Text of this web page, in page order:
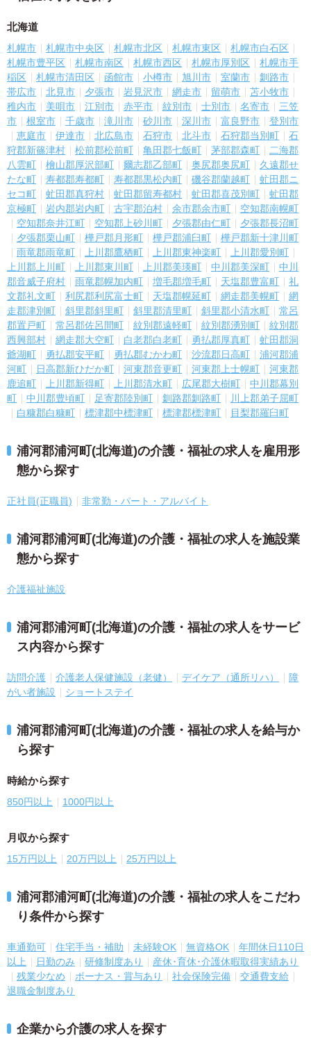
北海道
札幌市 札幌市中央区 札幌市北区 札幌市東区
札幌市白石区
札幌市豊平区
札幌市南区 札幌市西区 札幌市厚別区
札幌市手
稲区
札幌市清田区 函館市 小樽市 旭川市 室蘭市
釧路市
帯広市
北見市 夕張市 岩見沢市 網走市 留萌市
苫小牧市
稚内市
美唄市 江別市 赤平市 紋別市 士別市 名寄市
三笠
市
根室市 千歳市 滝川市 砂川市 深川市 富良野市
登別市
恵庭市
伊達市 北広島市 石狩市 北斗市 石狩郡当別町
石
狩郡新篠津村
松前郡松前町 亀田郡七飯町 茅部郡森町
二海郡
八雲町
檜山郡厚沢部町 爾志郡乙部町 奥尻郡奥尻町
久遠郡せ
たな町
寿都郡寿都町 寿都郡黒松内町 磯谷郡蘭越町
虻田郡ニ
セコ町
虻田郡真狩村 虻田郡留寿都村 虻田郡喜茂別町
虻田郡
京極町
岩内郡岩内町 古宇郡泊村 余市郡余市町
空知郡南幌町
空知郡奈井江町
空知郡上砂川町 夕張郡由仁町
夕張郡長沼町
夕張郡栗山町
樺戸郡月形町 樺戸郡浦臼町
樺戸郡新十津川町
雨竜郡雨竜町
上川郡鷹栖町 上川郡東神楽町
上川郡愛別町
上川郡上川町
上川郡東川町 上川郡美瑛町 中川郡美深町
中川
郡音威子府村
雨竜郡幌加内町 増毛郡増毛町 天塩郡豊富町
礼
文郡礼文町
利尻郡利尻富士町 天塩郡幌延町 網走郡美幌町
網
走郡津別町
斜里郡斜里町 斜里郡清里町 斜里郡小清水町
常呂
郡置戸町
常呂郡佐呂間町 紋別郡遠軽町 紋別郡湧別町
紋別郡
西興部村
網走郡大空町 白老郡白老町 勇払郡厚真町
虻田郡洞
爺湖町
勇払郡安平町 勇払郡むかわ町 沙流郡日高町
浦河郡浦
河町
日高郡新ひだか町 河東郡音更町 河東郡上士幌町
河東郡
鹿追町
上川郡新得町 上川郡清水町 広尾郡大樹町
中川郡幕別
町
中川郡豊頃町 足寄郡陸別町 釧路郡釧路町
川上郡弟子屈町
白糠郡白糠町
標津郡中標津町 標津郡標津町 目梨郡羅臼町
浦河郡浦河町(北海道)の介護・福祉の求人を雇用形
態から探す
正社員(正職員) 非常勤・パート・アルバイト
浦河郡浦河町(北海道)の介護・福祉の求人を施設業
態から探す
介護福祉施設
浦河郡浦河町(北海道)の介護・福祉の求人をサービ
ス内容から探す
訪問介護 介護老人保健施設（老健） デイケア（通所リハ）
障
がい者施設
ショートステイ
浦河郡浦河町(北海道)の介護・福祉の求人を給与か
ら探す
時給から探す
850円以上 1000円以上
月収から探す
15万円以上 20万円以上 25万円以上
浦河郡浦河町(北海道)の介護・福祉の求人をこだわ
り条件から探す
車通勤可 住宅手当・補助 未経験OK 無資格OK
年間休日110日
以上
日勤のみ 研修制度あり
産休･育休･介護休暇取得実績あり
残業少なめ
ボーナス・賞与あり 社会保険完備
交通費支給
退職金制度あり
企業から介護の求人を探す